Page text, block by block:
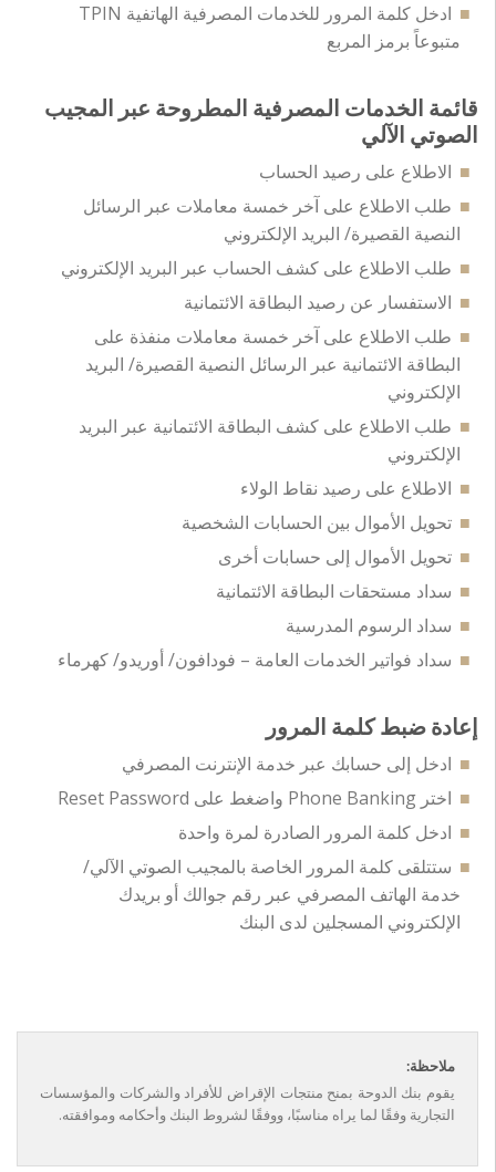
ادخل كلمة المرور للخدمات المصرفية الهاتفية TPIN
متبوعاً برمز المربع
قائمة الخدمات المصرفية المطروحة عبر المجيب
الصوتي الآلي
الاطلاع على رصيد الحساب
طلب الاطلاع على آخر خمسة معاملات عبر الرسائل
النصية القصيرة/ البريد الإلكتروني
طلب الاطلاع على كشف الحساب عبر البريد الإلكتروني
الاستفسار عن رصيد البطاقة الائتمانية
طلب الاطلاع على آخر خمسة معاملات منفذة على
البطاقة الائتمانية عبر الرسائل النصية القصيرة/ البريد
الإلكتروني
طلب الاطلاع على كشف البطاقة الائتمانية عبر البريد
الإلكتروني
الاطلاع على رصيد نقاط الولاء
تحويل الأموال بين الحسابات الشخصية
تحويل الأموال إلى حسابات أخرى
سداد مستحقات البطاقة الائتمانية
سداد الرسوم المدرسية
سداد فواتير الخدمات العامة – فودافون/ أوريدو/ كهرماء
إعادة ضبط كلمة المرور
ادخل إلى حسابك عبر خدمة الإنترنت المصرفي
اختر Phone Banking واضغط على Reset Password
ادخل كلمة المرور الصادرة لمرة واحدة
ستتلقى كلمة المرور الخاصة بالمجيب الصوتي الآلي/
خدمة الهاتف المصرفي عبر رقم جوالك أو بريدك
الإلكتروني المسجلين لدى البنك
ملاحظة:
يقوم بنك الدوحة بمنح منتجات الإقراض للأفراد والشركات والمؤسسات
التجارية وفقًا لما يراه مناسبًا، ووفقًا لشروط البنك وأحكامه وموافقته.